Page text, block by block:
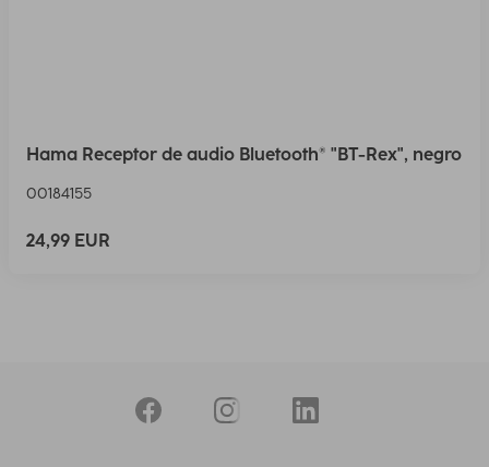
Hama Receptor de audio Bluetooth® "BT-Rex", negro
00184155
24,99 EUR